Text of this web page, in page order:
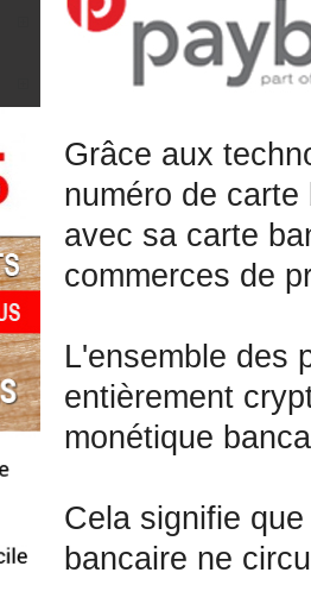
Grâce aux
numéro de
avec sa carte
commerces de
L'ensemble des
entièrement
monétique
Cela signifie
bancaire ne